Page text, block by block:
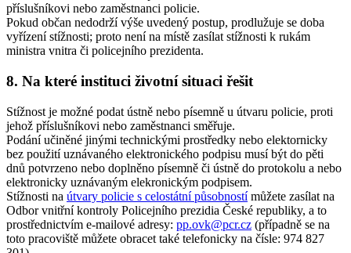
příslušníkovi nebo zaměstnanci policie.
Pokud občan nedodrží výše uvedený postup, prodlužuje se doba
vyřízení stížnosti; proto není na místě zasílat stížnosti k rukám
ministra vnitra či policejního prezidenta.
8. Na které instituci životní situaci řešit
Stížnost je možné podat ústně nebo písemně u útvaru policie, proti
jehož příslušníkovi nebo zaměstnanci směřuje.
Podání učiněné jinými technickými prostředky nebo elektornicky
bez použití uznávaného elektronického podpisu musí být do pěti
dnů potvrzeno nebo doplněno písemně či ústně do protokolu a nebo
elektronicky uznávaným elekronickým podpisem.
Stížnosti na útvary policie s celostátní působnostímůžete zasílat na
Odbor vnitřní kontroly Policejního prezidia České republiky, a to
prostřednictvím e-mailové adresy: pp.ovk@pcr.cz (případně se na
toto pracoviště můžete obracet také telefonicky na čísle: 974 827